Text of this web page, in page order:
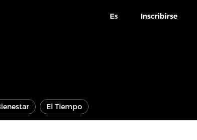
Es Inscribirse
El Tiempo